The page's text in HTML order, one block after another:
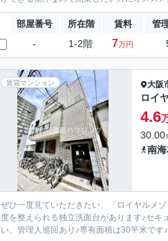
部屋番号 所在階 賃料 管
- 1-2階 7万円
賃貸マンション 大阪
ロイ
4.6
30.00
南
ぜひ一度見ていただきたい、「ロイヤルメ
度を整えられる独立洗面台があります♪セ
い、管理人巡回あり♪専有面積は30平米で